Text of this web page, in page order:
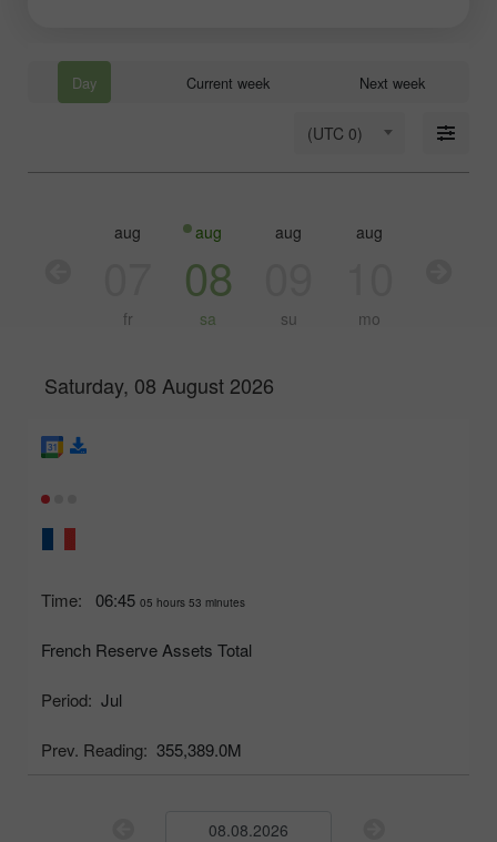
Day Current week Next week
(UTC 0)
aug
fr
aug
08
sa
aug
su
aug
mo
Saturday, 08 August 2026
Time: 06:45 05 hours 53 minutes
French Reserve Assets Total
Period: Jul
Prev. Reading: 355,389.0M